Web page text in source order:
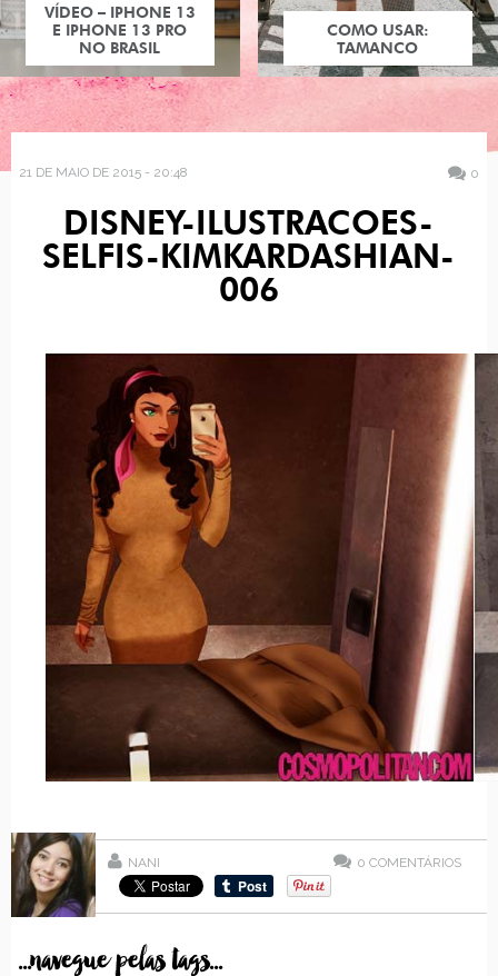
VÍDEO – IPHONE 13
E IPHONE 13 PRO
NO BRASIL
COMO USAR:
TAMANCO
21 DE MAIO DE 2015 - 20:48 0
DISNEY-ILUSTRACOES-
SELFIS-KIMKARDASHIAN-
006
NANI 0 COMENTÁRIOS
...navegue pelas tags...